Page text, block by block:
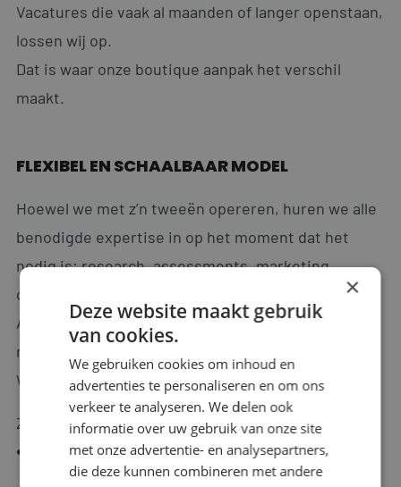
Vacatures die vaak al maanden of langer openstaan,
lossen wij op.
Dat is waar onze boutique aanpak het verschil
maakt.
FLEXIBEL EN SCHAALBAAR MODEL
Hoewel we met z’n tweeën opereren, huren we alle
benodigde expertise in op het moment dat het
nodig is: research, assessments, marketing,
contractspecialisten, alles op hoog niveau.
Alles met bewezen succesvolle partner die mede
met ons het verschil kunnen maken.
We zijn zeer kritisch op onze partners.
Zo blijven we:
flexibel
×
Deze website maakt gebruik
van cookies.
We gebruiken cookies om inhoud en
advertenties te personaliseren en om ons
verkeer te analyseren. We delen ook
informatie over uw gebruik van onze site
met onze advertentie- en analysepartners,
die deze kunnen combineren met andere